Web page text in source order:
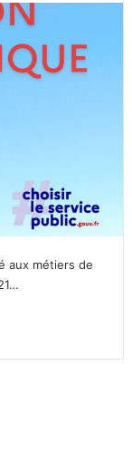
aux métiers de